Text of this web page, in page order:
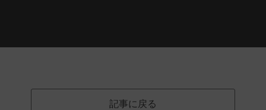
記事に戻る